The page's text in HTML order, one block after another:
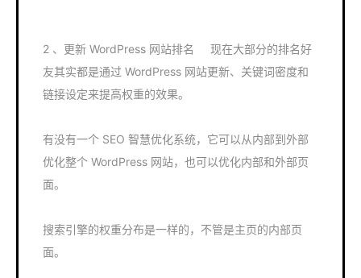
2 、更新 WordPress 网站排名 现在大部分的排名好
友其实都是通过 WordPress 网站更新、关键词密度和
链接设定来提高权重的效果。
有没有一个 SEO 智慧优化系统，它可以从内部到外部
优化整个 WordPress 网站，也可以优化内部和外部页
面。
搜索引擎的权重分布是一样的，不管是主页的内部页
面。